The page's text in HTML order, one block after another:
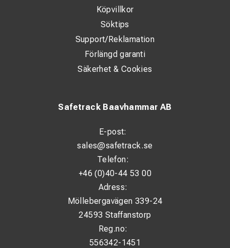
Safetrack Baavhammar AB
E-post:
sales@safetrack.se
Telefon:
+46 (0)40-44 53 00
Adress:
Möllebergavägen 339-24
24593 Staffanstorp
Reg.no:
556342-1451
Köpvillkor
Söktips
Support/Reklamation
Förlängd garanti
Säkerhet & Cookies